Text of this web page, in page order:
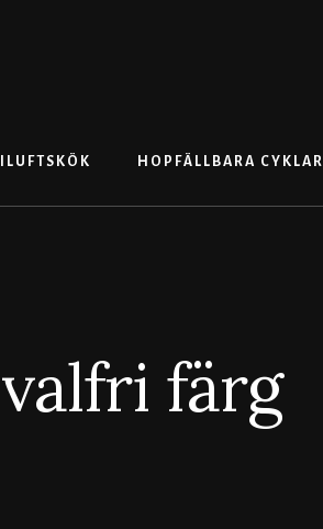
HOPFÄLLBARA CYKLAR
färg